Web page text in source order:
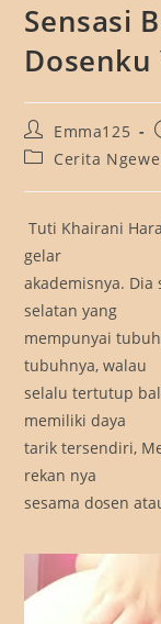
Sensasi
Dosenku
Post
author:
Emma125
PostCerita Ngewe
Tuti Khairani
gelar
akademisnya.
selatan yang
mempunyai
tubuhnya, walau
selalu tertutup
memiliki daya
tarik tersendiri,
rekan nya
sesama dosen